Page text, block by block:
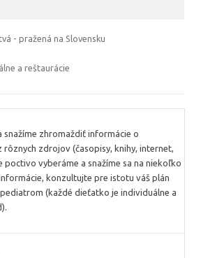
- pražená na Slovensku
a reštaurácie
snažíme zhromaždiť informácie o
zdrojov (časopisy, knihy, internet,
poctivo vyberáme a snažíme sa na niekoľko
konzultujte pre istotu váš plán
(každé dieťatko je individuálne a